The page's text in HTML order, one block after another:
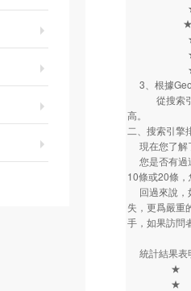
★ 在搜
★ 直接
★ 在搜
★ 在搜
★ 訪問
3、根據
從搜索引擎
高。
二、搜索引擎
現在您了解
您是否有過
10條或20條，
回過來說，
失，更爲嚴重
手，如果訪問
統計結果表
★ 65-70%
★ 20-25%